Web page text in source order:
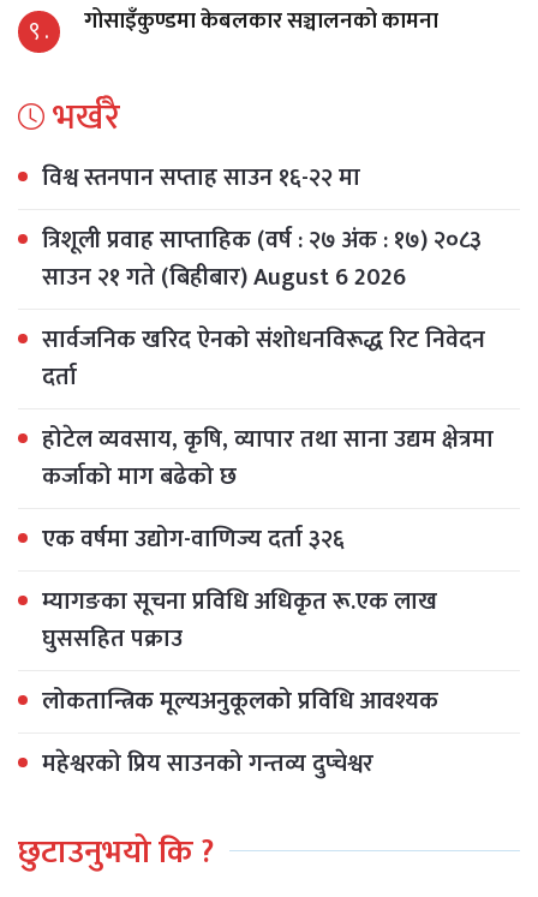
९ . गोसाइँकुण्डमा केबलकार सञ्चालनको कामना
भर्खरै
विश्व स्तनपान सप्ताह साउन १६-२२ मा
त्रिशूली प्रवाह साप्ताहिक (वर्ष : २७ अंक : १७) २०८३
साउन २१ गते (बिहीबार) August 6 2026
सार्वजनिक खरिद ऐनको संशोधनविरूद्ध रिट निवेदन
दर्ता
होटेल व्यवसाय, कृषि, व्यापार तथा साना उद्यम क्षेत्रमा
कर्जाको माग बढेको छ
एक वर्षमा उद्योग-वाणिज्य दर्ता ३२६
म्यागङका सूचना प्रविधि अधिकृत रू.एक लाख
घुससहित पक्राउ
लोकतान्त्रिक मूल्यअनुकूलको प्रविधि आवश्यक
महेश्वरको प्रिय साउनको गन्तव्य दुप्चेश्वर
छुटाउनुभयो कि ?